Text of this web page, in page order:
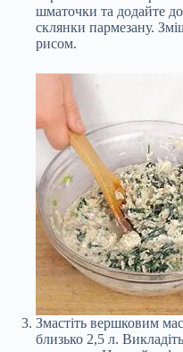
шматочки та додайте
склянки пармезану.
рисом.
Змастіть вершковим
близько 2,5 л.